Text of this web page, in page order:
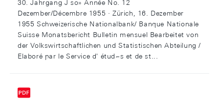
30. Jahrgang J so» Année No. 12
Dezember/Décembre 1955 · Zürich, 16. Dezember
1955 Schweizerische Nationalbank/ Banque Nationale
Suisse Monatsbericht Bulletin mensuel Bearbeitet von
der Volkswirtschaftlichen und Statistischen Abteilung /
Elaboré par le Service d' étud~s et de st...